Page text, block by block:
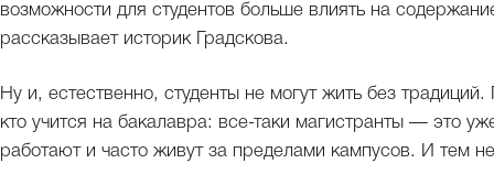
возможности для студентов больше влиять на
рассказывает историк Градскова.
Ну и, естественно, студенты не могут жить без
кто учится на бакалавра: все-таки магистранты — это
работают и часто живут за пределами кампусов. И тем